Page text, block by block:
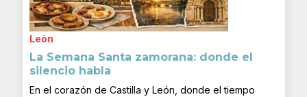
León
La Semana Santa zamorana: donde el
silencio habla
En el corazón de Castilla y León, donde el tiempo